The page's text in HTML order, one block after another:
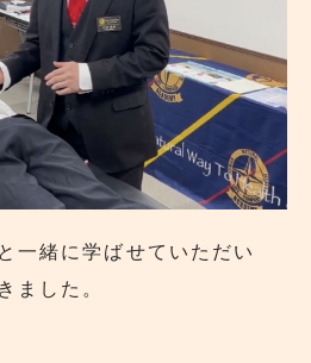
一緒に学ばせていただい
ました。